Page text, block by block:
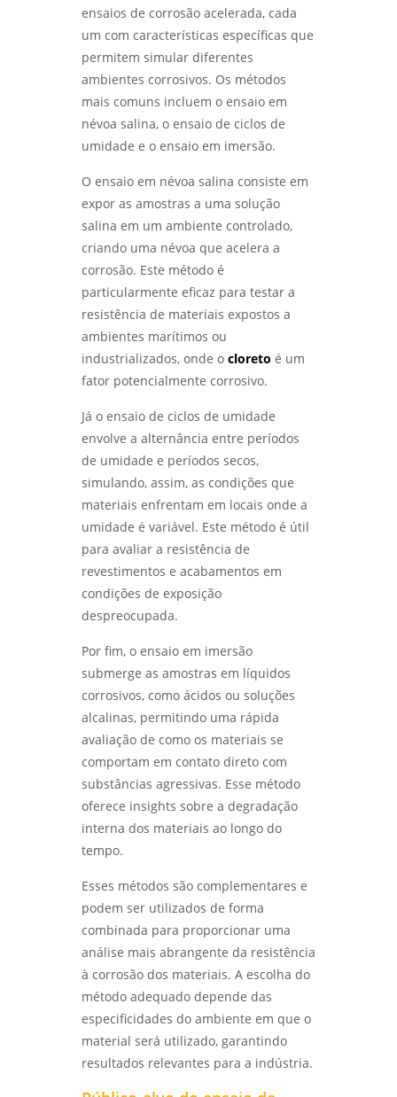
DESTRUTIVOS: O QUE ELES REVELAM? -
LABMETAL
ENSAIO DE CORROSÃO POR PITE EM SÃO
ENSAIO DE CORROSÃO INTERGRANULAR EM
SÃO PAULO: MÉTODOS E IMPORTÂNCIA -
QUALIFICAÇÃO DE EPS EM SP: COMO
AUMENTAR A EFICIÊNCIA E CONFORMIDADE -
LABMETAL
ENSAIO METALOGRÁFICO DE AÇO: COMO
REALIZAR E INTERPRETAR RESULTADOS COM
PRECISÃO - LABMETAL
ANÁLISE DE FALHAS EM EQUIPAMENTOS DE
PROCESSO PARA AUMENTAR A EFICIÊNCIA E
REDUZIR CUSTOS - LABMETAL
ENSAIO DE CORROSÃO ACELERADA EM SÃO
PAULO: ENTENDA COMO FUNCIONA -
LABMETAL
POR PITE EM SP - LABMETAL
MÉTODOS EFICAZES DE ENSAIO DE CORROSÃO
ACELERADA EM SP PARA GARANTIR
ANÁLISE DE FALHAS PARA MANUTENÇÃO EM
- LABMETAL
ENSAIO METALOGRÁFICO: COMO ESSA
TÉCNICA REVELA A ESTRUTURA DOS
MATERIAIS METÁLICOS - LABMETAL
LABORATÓRIO METALÚRGICO: COMO
GARANTIR A QUALIDADE E SEGURANÇA DOS
SEUS MATERIAIS - LABMETAL
LABORATÓRIO DE METALOGRAFIA: COMO
ANALISAR E COMPREENDER ESTRUTURAS
LABORATÓRIO METALOGRÁFICO: COMO
ESCOLHER O IDEAL PARA SUAS ANÁLISES E
TESTES - LABMETAL
ENSAIO DE IMPACTO CHARPY E IZOD:
ENTENDA AS DIFERENÇAS E APLICAÇÕES NA
ENGENHARIA - LABMETAL
LABORATÓRIO DE ENSAIOS MECÂNICOS:
DOS MATERIAIS - LABMETAL
ensaios de corrosão acelerada, cada
um com características específicas que
permitem simular diferentes
ambientes corrosivos. Os métodos
mais comuns incluem o ensaio em
névoa salina, o ensaio de ciclos de
umidade e o ensaio em imersão.
O ensaio em névoa salina consiste em
expor as amostras a uma solução
salina em um ambiente controlado,
criando uma névoa que acelera a
corrosão. Este método é
particularmente eficaz para testar a
resistência de materiais expostos a
ambientes marítimos ou
industrializados, onde o cloreto é um
fator potencialmente corrosivo.
Já o ensaio de ciclos de umidade
envolve a alternância entre períodos
de umidade e períodos secos,
simulando, assim, as condições que
materiais enfrentam em locais onde a
umidade é variável. Este método é útil
para avaliar a resistência de
revestimentos e acabamentos em
condições de exposição
despreocupada.
Por fim, o ensaio em imersão
submerge as amostras em líquidos
corrosivos, como ácidos ou soluções
alcalinas, permitindo uma rápida
avaliação de como os materiais se
comportam em contato direto com
substâncias agressivas. Esse método
oferece insights sobre a degradação
interna dos materiais ao longo do
tempo.
Esses métodos são complementares e
podem ser utilizados de forma
combinada para proporcionar uma
análise mais abrangente da resistência
à corrosão dos materiais. A escolha do
método adequado depende das
especificidades do ambiente em que o
material será utilizado, garantindo
resultados relevantes para a indústria.